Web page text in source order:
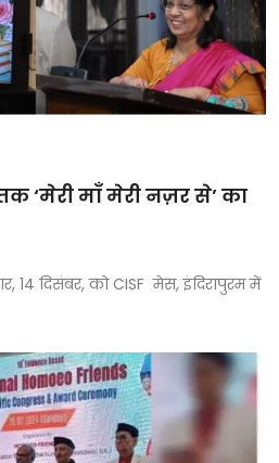
‘मेरी माँ मेरी नज़र से’ का
14 दिसंबर, को CISF मेस, इंदिरापुरम में